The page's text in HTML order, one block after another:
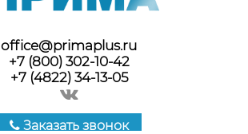
office@primaplus.ru
+7 (800) 302-10-42
+7 (4822) 34-13-05
Заказать звонок